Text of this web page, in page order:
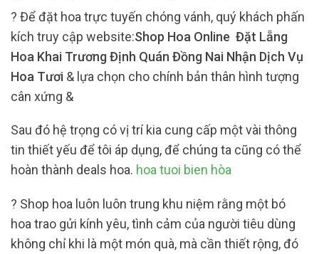
? Để đặt hoa trực tuyến chóng vánh, quý khách phấn
kích truy cập website:Shop Hoa Online Đặt Lẵng
Hoa Khai Trương Định Quán Đồng Nai Nhận Dịch Vụ
Hoa Tươi & lựa chọn cho chính bản thân hình tượng
cân xứng &
Sau đó hệ trọng có vị trí kia cung cấp một vài thông
tin thiết yếu để tôi áp dụng, để chúng ta cũng có thể
hoàn thành deals hoa. hoa tuoi bien hòa
? Shop hoa luôn luôn trung khu niệm rằng một bó
hoa trao gửi kính yêu, tình cảm của người tiêu dùng
không chỉ khi là một món quà, mà cần thiết rộng, đó